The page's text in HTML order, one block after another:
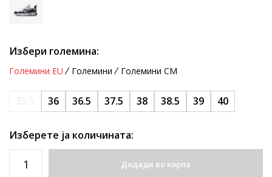
Избери големина:
Големини EU Големини Големини CM
36 36.5 37.5 38 38.5 39 40
Изберете ја количината:
Додади во корпа